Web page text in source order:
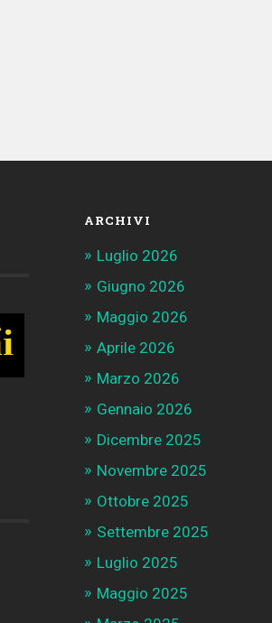
ARCHIVI
Luglio 2026
Giugno 2026
Maggio 2026
Aprile 2026
Marzo 2026
Gennaio 2026
Dicembre 2025
Novembre 2025
Ottobre 2025
Settembre 2025
Luglio 2025
Maggio 2025